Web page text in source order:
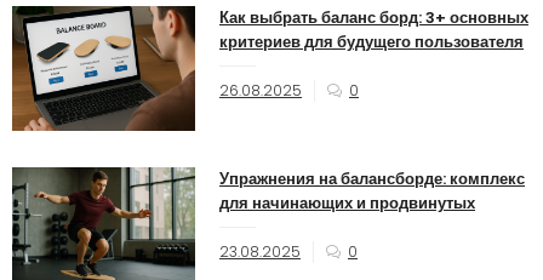
Как выбрать баланс борд: 3+ основных
критериев для будущего пользователя
26.08.2025 0
Упражнения на балансборде: комплекс
для начинающих и продвинутых
23.08.2025 0